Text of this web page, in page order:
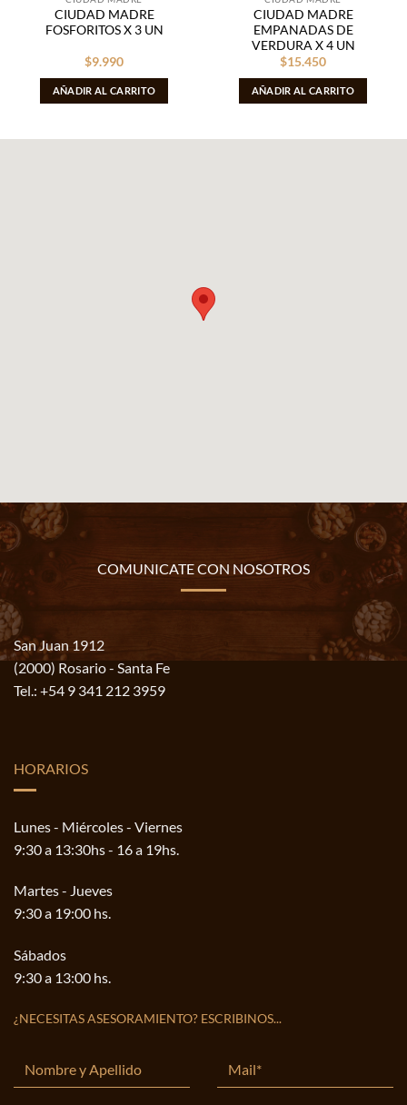
CIUDAD MADRE
FOSFORITOS X 3 UN
$9.990
AÑADIR AL CARRITO
CIUDAD MADRE
EMPANADAS DE
VERDURA X 4 UN
$15.450
AÑADIR AL CARRITO
COMUNICATE CON NOSOTROS
San Juan 1912
(2000) Rosario - Santa Fe
Tel.: +54 9 341 212 3959
HORARIOS
Lunes - Miércoles - Viernes
9:30 a 13:30hs - 16 a 19hs.
Martes - Jueves
9:30 a 19:00 hs.
Sábados
9:30 a 13:00 hs.
¿NECESITAS ASESORAMIENTO? ESCRIBINOS...